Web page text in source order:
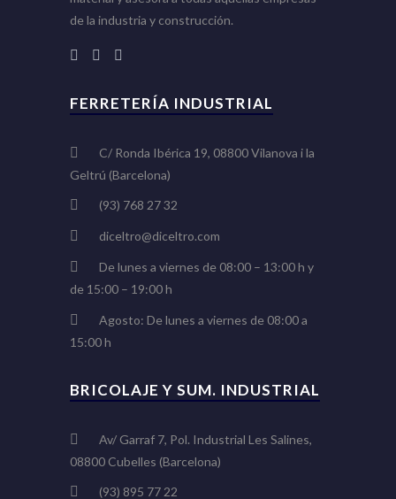
de la industria y construcción.
FERRETERÍA INDUSTRIAL
C/ Ronda Ibérica 19, 08800 Vilanova i la
Geltrú (Barcelona)
(93) 768 27 32
diceltro@diceltro.com
De lunes a viernes de 08:00 – 13:00 h y
de 15:00 – 19:00 h
Agosto: De lunes a viernes de 08:00 a
15:00 h
BRICOLAJE Y SUM. INDUSTRIAL
Av/ Garraf 7, Pol. Industrial Les Salines,
08800 Cubelles (Barcelona)
(93) 895 77 22